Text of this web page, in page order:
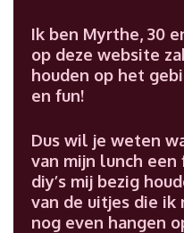
Ik ben Myrthe, 30
op deze website
houden op het
en fun!
Dus wil je weten
van mijn lunch
diy’s mij bezig
van de uitjes die ik
nog even hangen